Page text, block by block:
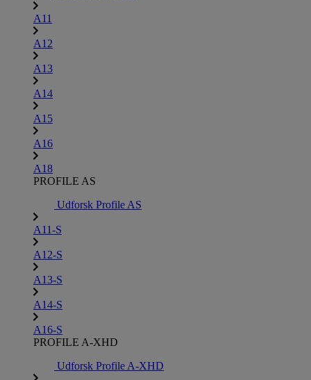
A11
A12
A13
A14
A15
A16
A18
PROFILE AS
Udforsk Profile AS
A11-S
A12-S
A13-S
A14-S
A16-S
PROFILE A-XHD
Udforsk Profile A-XHD